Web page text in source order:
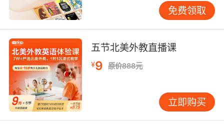
标准发音，更要理解俚语使用边界、习语文化内
涵及跨文化禁忌，确保语言输出既地道又适宜儿
童认知。 教学场景重构能力至关重要。宾夕法尼
亚大学教育学院研究证实，能将生活语言转化为
教学语言的外教，学员吸收效率提升40%
（Adams, 2022）。VIPKID独创的三维语言转换
培训，指导外教在知识点讲解时实现：书面语→
课堂用语→生活表达的平滑转换。 五、教学能力
与口音的协同效应 神经语言学研究揭示，优质发
音与教学能力存在协同增益效应（Laurelli,
免费领取
五节北美外教直播课
¥9 原价888元
立即购买